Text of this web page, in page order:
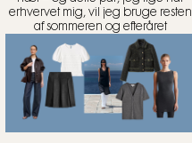
erhvervet mig, vil jeg bruge resten
af sommeren og efteråret